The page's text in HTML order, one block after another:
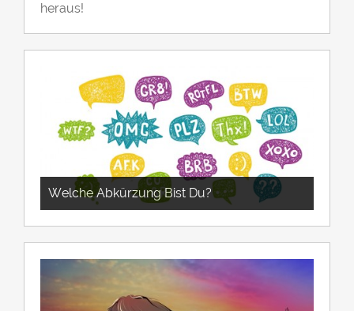
heraus!
Welche Abkürzung Bist Du?